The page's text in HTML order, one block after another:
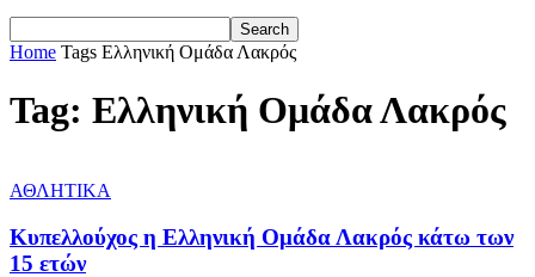
Home Tags Ελληνική Ομάδα Λακρός
Tag: Ελληνική Ομάδα Λακρός
ΑΘΛΗΤΙΚΑ
Κυπελλούχος η Ελληνική Ομάδα Λακρός κάτω των
15 ετών